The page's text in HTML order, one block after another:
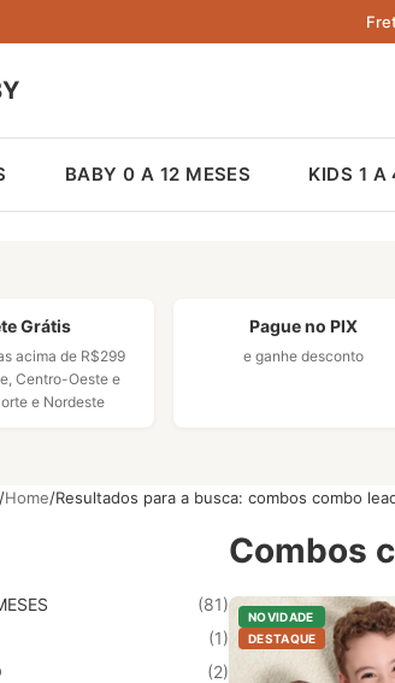
BABY 0 A 12 MESES KIDS 1 A
Grátis
acima de R$299
Centro-Oeste e
e Nordeste
Pague no PIX
e ganhe desconto
Home Resultados para a busca: combos combo
(81)
(1)
(2)
Combos
NOVIDADE
DESTAQUE